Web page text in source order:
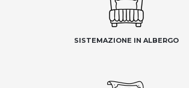
SISTEMAZIONE IN ALBERGO